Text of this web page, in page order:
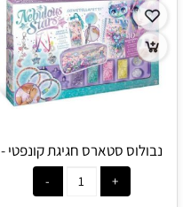
נבולוס סטארס חגיגת קונפטי -
Nebulous Stars